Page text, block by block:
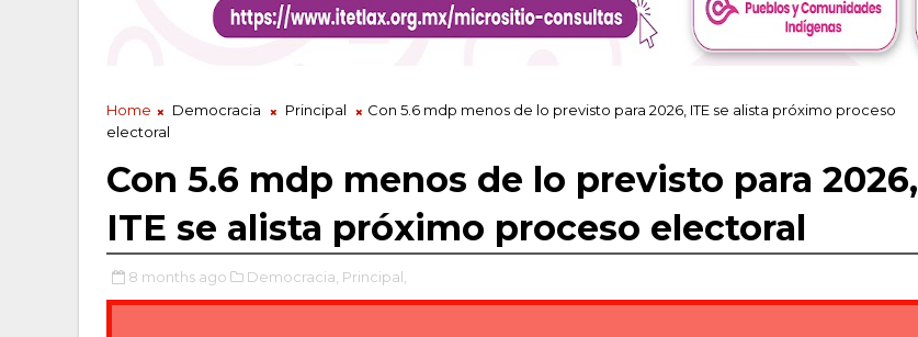
Home Democracia Principal
Con 5.6 mdp menos de lo previsto para 2026, ITE se alista próximo proceso
electoral
Con 5.6 mdp menos de lo previsto para 2026,
ITE se alista próximo proceso electoral
8 months ago Democracia, Principal,